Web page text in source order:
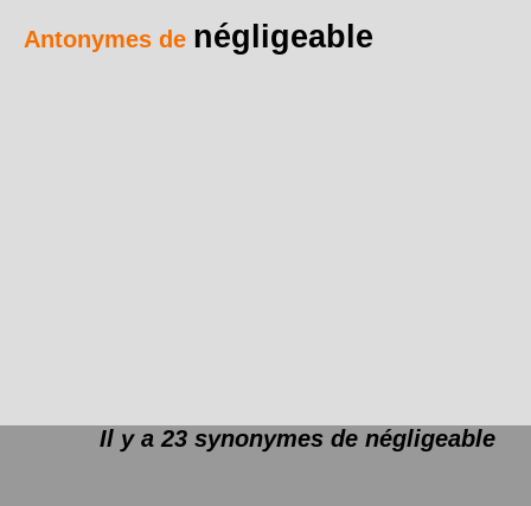
Antonymes de négligeable
Il y a 23 synonymes de négligeable